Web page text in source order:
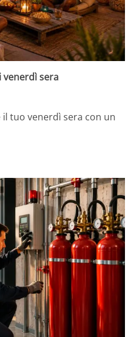
venerdì sera
tuo venerdì sera con un